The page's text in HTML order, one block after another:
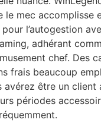
le mec accomplisse
l’autogestion
adhérant
chef. Des
frais beaucoup
avérez être un client
périodes